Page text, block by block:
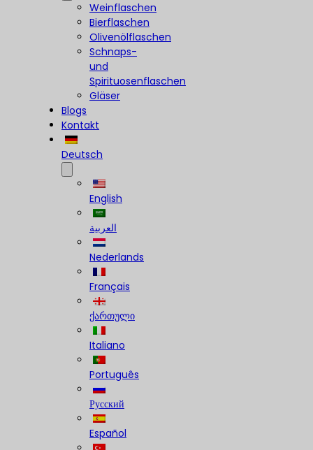
Weinflaschen
Bierflaschen
Olivenölflaschen
Schnaps-
und
Spirituosenflaschen
Gläser
Blogs
Kontakt
Deutsch
English
العربية
Nederlands
Français
ქართული
Italiano
Português
Русский
Español